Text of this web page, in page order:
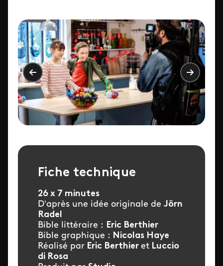
Fiche technique
26 x 7 minutes
D’après une idée originale de Jörn
Radel
Bible littéraire : Eric Berthier
Bible graphique : Nicolas Haye
Réalisé par Eric Berthier et Luccio
di Rosa